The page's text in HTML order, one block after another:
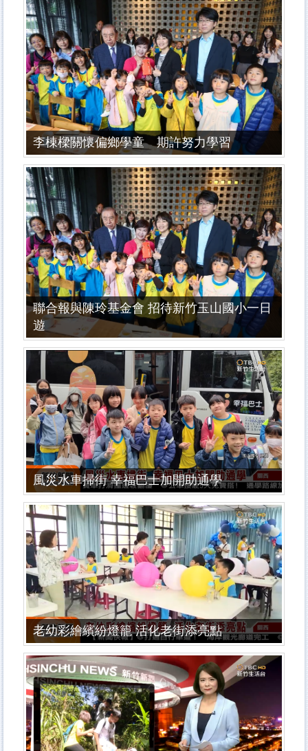
李棟樑關懷偏鄉學童 期許努力學習
聯合報與陳玲基金會 招待新竹玉山國小一日
遊
風災水車掃街 幸福巴士加開助通學
老幼彩繪繽紛燈籠 活化老街添亮點